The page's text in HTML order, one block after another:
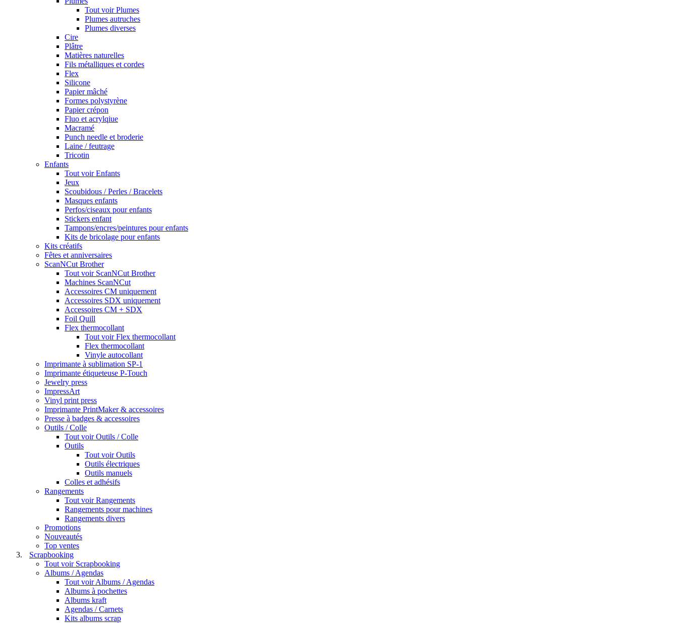
Tout voir Plumes
Plumes autruches
Plumes diverses
Cire
Plâtre
Matières naturelles
Fils métalliques et cordes
Flex
Silicone
Papier mâché
Formes polystyrène
Papier crépon
Fluo et acrylqiue
Macramé
Punch needle et broderie
Laine / feutrage
Tricotin
Enfants
Tout voir Enfants
Jeux
Scoubidous / Perles / Bracelets
Masques enfants
Perfos/ciseaux pour enfants
Stickers enfant
Tampons/encres/peintures pour enfants
Kits de bricolage pour enfants
Kits créatifs
Fêtes et anniversaires
ScanNCut Brother
Tout voir ScanNCut Brother
Machines ScanNCut
Accessoires CM uniquement
Accessoires SDX uniquement
Accessoires CM + SDX
Foil Quill
Flex thermocollant
Tout voir Flex thermocollant
Flex thermocollant
Vinyle autocollant
Imprimante à sublimation SP-1
Imprimante étiqueteuse P-Touch
Jewelry press
ImpressArt
Vinyl print press
Imprimante PrintMaker & accessoires
Presse à badges & accessoires
Outils / Colle
Tout voir Outils / Colle
Outils
Tout voir Outils
Outils électriques
Outils manuels
Colles et adhésifs
Rangements
Tout voir Rangements
Rangements pour machines
Rangements divers
Promotions
Nouveautés
Top ventes
Scrapbooking
Tout voir Scrapbooking
Albums / Agendas
Tout voir Albums / Agendas
Albums à pochettes
Albums kraft
Agendas / Carnets
Kits albums scrap